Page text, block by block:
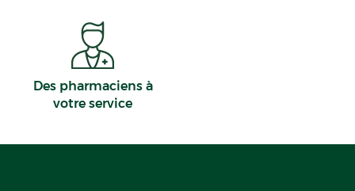
Des pharmaciens à
votre service